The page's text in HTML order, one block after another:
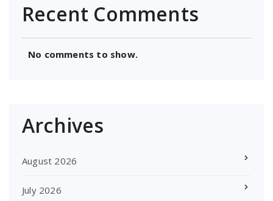
Recent Comments
No comments to show.
Archives
August 2026
July 2026